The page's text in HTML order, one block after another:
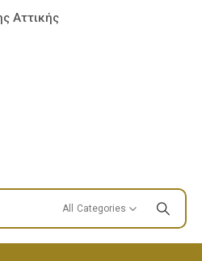
Αττικής
All Categories